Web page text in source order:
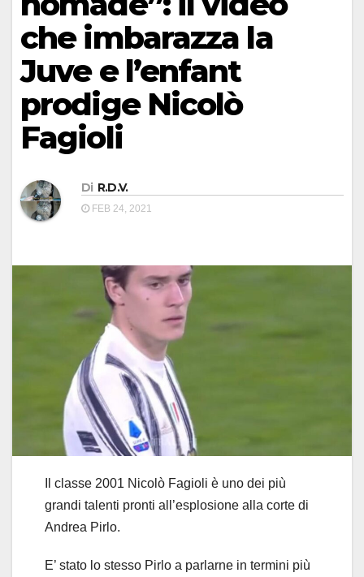
che imbarazza la
Juve e l’enfant
prodige Nicolò
Fagioli
Di R.D.V.
FEB 24, 2021
Il classe 2001 Nicolò Fagioli è uno dei più
grandi talenti pronti all’esplosione alla corte di
Andrea Pirlo.
E’ stato lo stesso Pirlo a parlarne in termini più